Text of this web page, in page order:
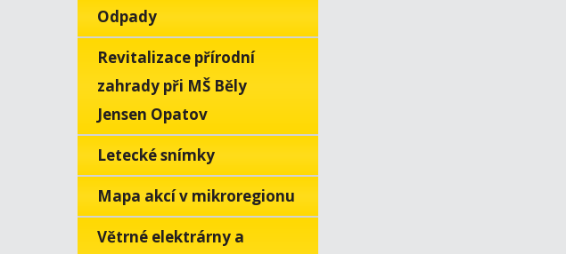
Odpady
Revitalizace přírodní
zahrady při MŠ Běly
Jensen Opatov
Letecké snímky
Mapa akcí v mikroregionu
Větrné elektrárny a